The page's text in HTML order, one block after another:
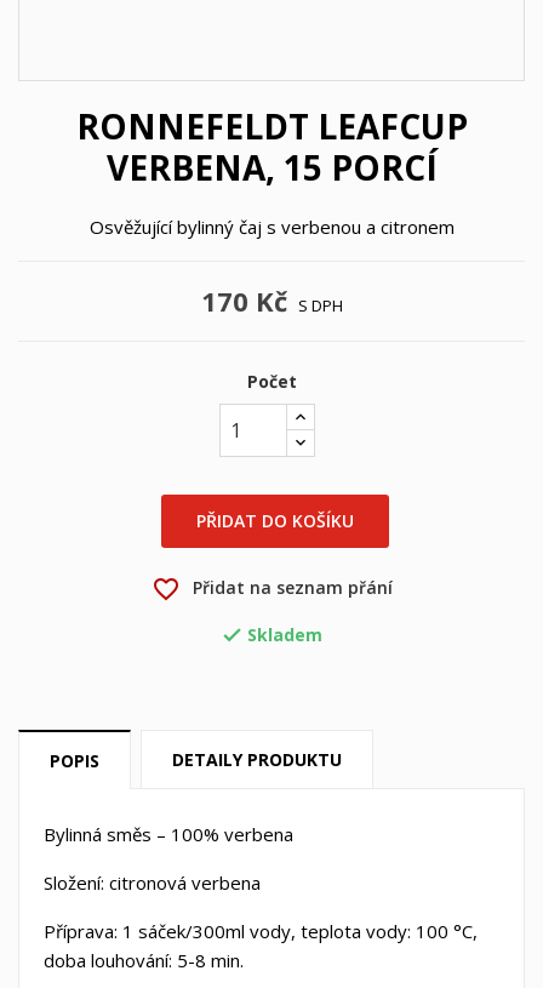
RONNEFELDT LEAFCUP
VERBENA, 15 PORCÍ
Osvěžující bylinný čaj s verbenou a citronem
170 Kč S DPH
Počet
PŘIDAT DO KOŠÍKU
favorite_border Přidat na seznam přání
 Skladem
POPIS DETAILY PRODUKTU
Bylinná směs – 100% verbena
Složení: citronová verbena
Příprava: 1 sáček/300ml vody, teplota vody: 100 °C,
doba louhování: 5-8 min.
add_circle_outline Vytvořit nový seznam
Vytvořit seznam přání
Přihlásit se